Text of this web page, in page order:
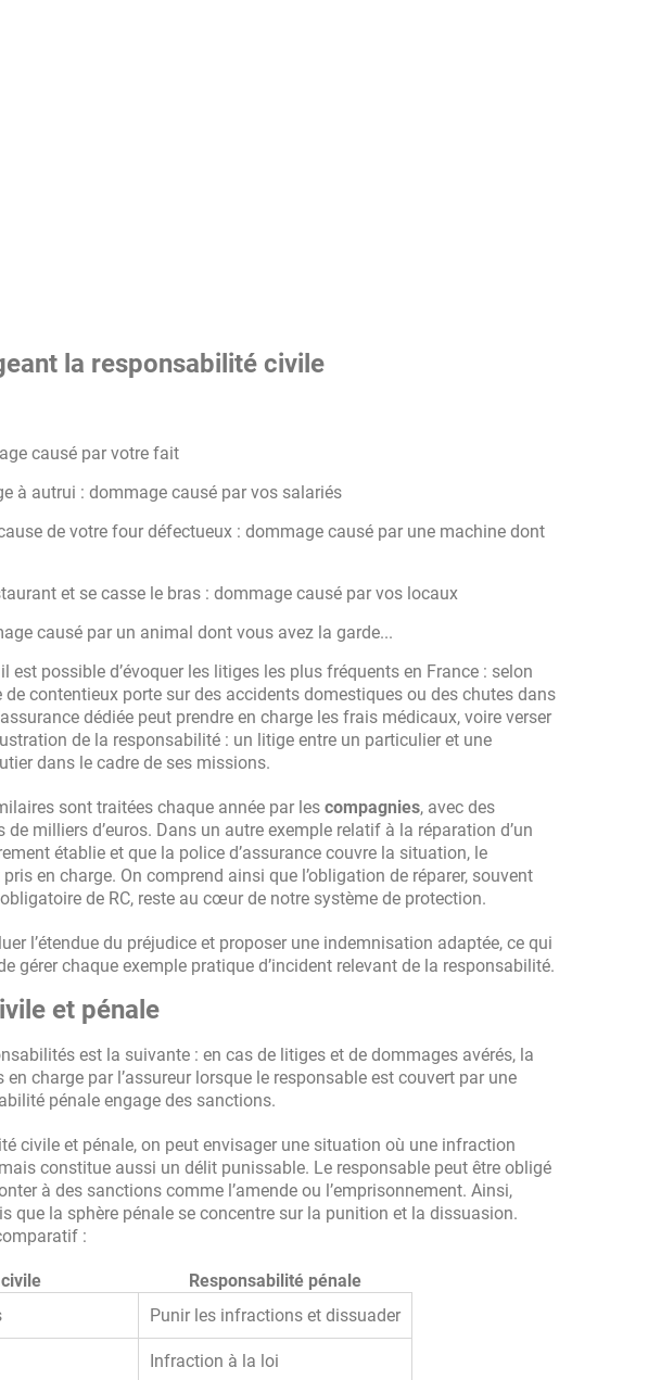
la responsabilité civile
causé par votre fait
à autrui : dommage causé par vos salariés
de votre four défectueux : dommage causé par une machine dont
et se casse le bras : dommage causé par vos locaux
causé par un animal dont vous avez la garde...
possible d’évoquer les litiges les plus fréquents en France : selon
contentieux porte sur des accidents domestiques ou des chutes dans
dédiée peut prendre en charge les frais médicaux, voire verser
de la responsabilité : un litige entre un particulier et une
dans le cadre de ses missions.
sont traitées chaque année par les compagnies, avec des
milliers d’euros. Dans un autre exemple relatif à la réparation d’un
établie et que la police d’assurance couvre la situation, le
en charge. On comprend ainsi que l’obligation de réparer, souvent
de RC, reste au cœur de notre système de protection.
l’étendue du préjudice et proposer une indemnisation adaptée, ce qui
gérer chaque exemple pratique d’incident relevant de la responsabilité.
et pénale
est la suivante : en cas de litiges et de dommages avérés, la
charge par l’assureur lorsque le responsable est couvert par une
pénale engage des sanctions.
civile et pénale, on peut envisager une situation où une infraction
constitue aussi un délit punissable. Le responsable peut être obligé
à des sanctions comme l’amende ou l’emprisonnement. Ainsi,
que la sphère pénale se concentre sur la punition et la dissuasion.
:
Responsabilité pénale
Punir les infractions et dissuader
Infraction à la loi